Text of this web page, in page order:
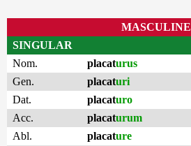
MASCULINE
SINGULAR
Nom.
placaturus
Gen.
placaturi
Dat.
placaturo
Acc.
placaturum
Abl.
placature